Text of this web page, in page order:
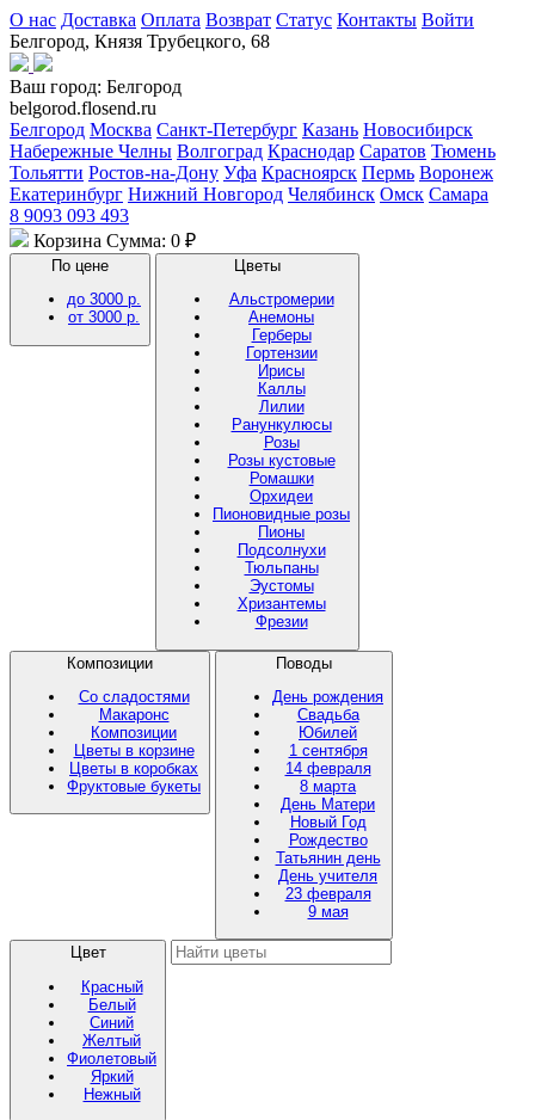
О нас Доставка Оплата Возврат Статус Контакты Войти
Белгород, Князя Трубецкого, 68
Ваш город: Белгород
belgorod.flosend.ru
Белгород Москва Санкт-Петербург Казань Новосибирск
Набережные Челны Волгоград Краснодар Саратов Тюмень
Тольятти Ростов-на-Дону Уфа Красноярск Пермь Воронеж
Екатеринбург Нижний Новгород Челябинск Омск Самара
8 9093 093 493
Корзина Сумма: 0 ₽
По цене
до 3000 р.
от 3000 р.
Цветы
Альстромерии
Анемоны
Герберы
Гортензии
Ирисы
Каллы
Лилии
Ранункулюсы
Розы
Розы кустовые
Ромашки
Орхидеи
Пионовидные розы
Пионы
Подсолнухи
Тюльпаны
Эустомы
Хризантемы
Фрезии
Композиции
Со сладостями
Макаронс
Композиции
Цветы в корзине
Цветы в коробках
Фруктовые букеты
Поводы
День рождения
Свадьба
Юбилей
1 сентября
14 февраля
8 марта
День Матери
Новый Год
Рождество
Татьянин день
День учителя
23 февраля
9 мая
Цвет
Красный
Белый
Синий
Желтый
Фиолетовый
Яркий
Нежный